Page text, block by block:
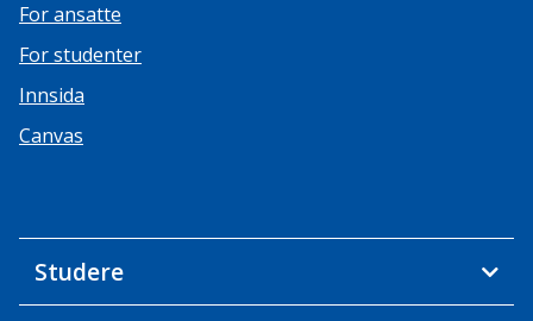
For ansatte
For studenter
Innsida
Canvas
Studere